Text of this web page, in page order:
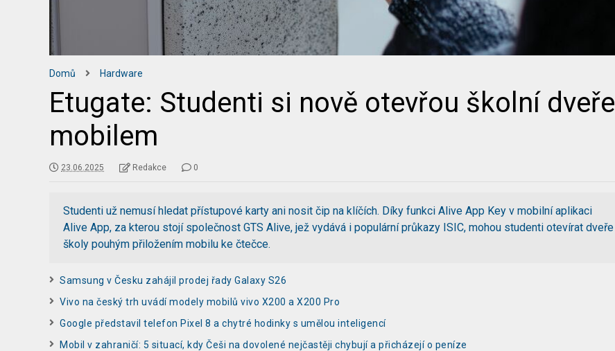
Domů Hardware
Etugate: Studenti si nově otevřou školní dveře
mobilem
23.06.2025 Redakce 0
Studenti už nemusí hledat přístupové karty ani nosit čip na klíčích. Díky funkci Alive App Key v mobilní aplikaci
Alive App, za kterou stojí společnost GTS Alive, jež vydává i populární průkazy ISIC, mohou studenti otevírat dveře
školy pouhým přiložením mobilu ke čtečce.
Samsung v Česku zahájil prodej řady Galaxy S26
Vivo na český trh uvádí modely mobilů vivo X200 a X200 Pro
Google představil telefon Pixel 8 a chytré hodinky s umělou inteligencí
Mobil v zahraničí: 5 situací, kdy Češi na dovolené nejčastěji chybují a přicházejí o peníze